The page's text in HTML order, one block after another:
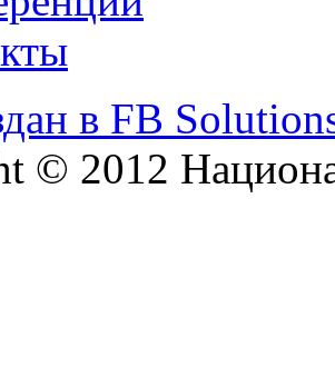
в FB
© 2012